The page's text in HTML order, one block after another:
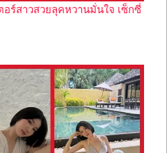
อร์สาวสวยลุคหวานมั่นใจ เซ็กซี่